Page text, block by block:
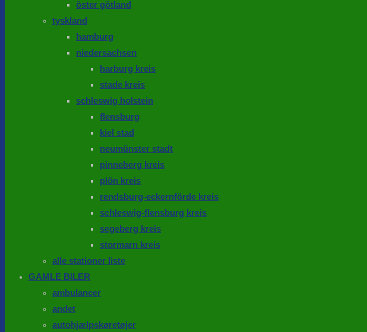
öster götland
tyskland
hamburg
niedersachsen
harburg kreis
stade kreis
schleswig holstein
flensburg
kiel stad
neumünster stadt
pinneberg kreis
plön kreis
rendsburg-eckernförde kreis
schleswig-flensburg kreis
segeberg kreis
stormarn kreis
alle stationer liste
GAMLE BILER
ambulancer
andet
autohjælpskøretøjer